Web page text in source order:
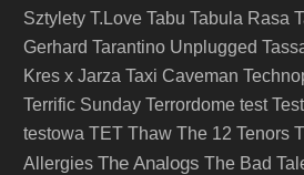
Sztylety T.Love Tabu Tabula Rasa
Gerhard Tarantino Unplugged
Kres x Jarza Taxi Caveman
Terrific Sunday Terrordome test
testowa TET Thaw The 12 Tenors
Allergies The Analogs The Bad